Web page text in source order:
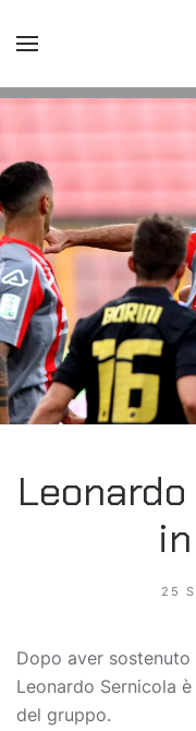
25
Dopo aver
Leonardo Sernicola
del gruppo.